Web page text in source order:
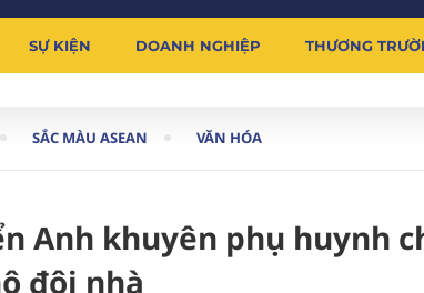
SỰ KIỆN DOANH NGHIỆP THƯƠNG
SẮC MÀU ASEAN VĂN HÓA
Anh khuyên phụ huynh
đội nhà